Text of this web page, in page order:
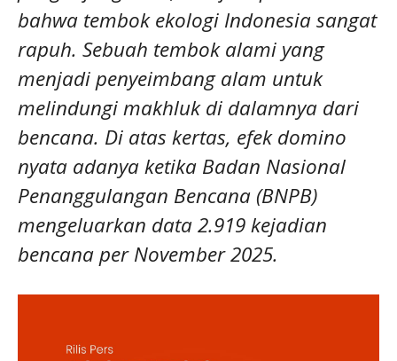
bahwa tembok ekologi Indonesia sangat
rapuh. Sebuah tembok alami yang
menjadi penyeimbang alam untuk
melindungi makhluk di dalamnya dari
bencana. Di atas kertas, efek domino
nyata adanya ketika Badan Nasional
Penanggulangan Bencana (BNPB)
mengeluarkan data 2.919 kejadian
bencana per November 2025.